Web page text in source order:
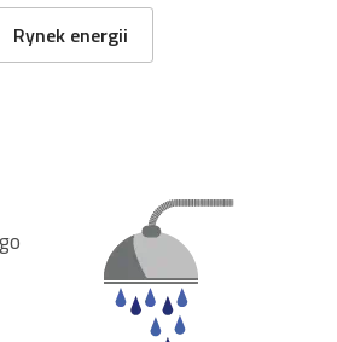
Rynek energii